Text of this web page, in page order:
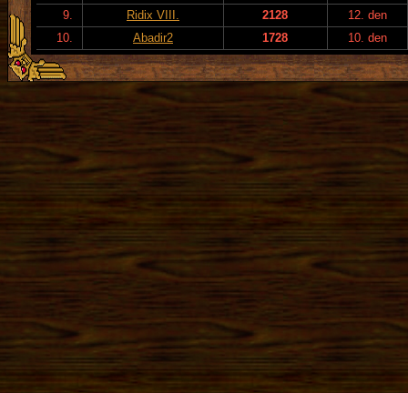
9.
Ridix VIII. 2128
12. den
10.
Abadir2 1728 10. den